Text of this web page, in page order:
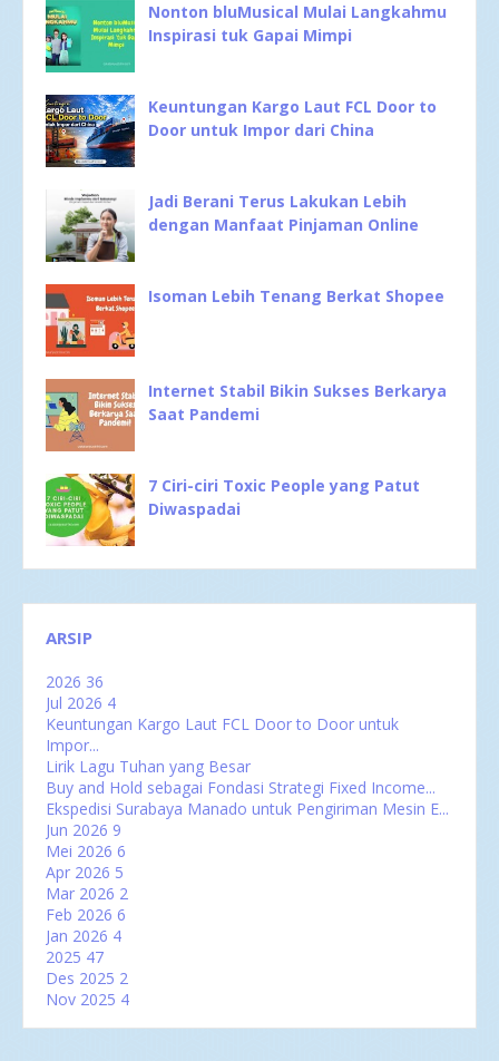
Nonton bluMusical Mulai Langkahmu
Inspirasi tuk Gapai Mimpi
Keuntungan Kargo Laut FCL Door to
Door untuk Impor dari China
Jadi Berani Terus Lakukan Lebih
dengan Manfaat Pinjaman Online
Isoman Lebih Tenang Berkat Shopee
Internet Stabil Bikin Sukses Berkarya
Saat Pandemi
7 Ciri-ciri Toxic People yang Patut
Diwaspadai
ARSIP
2026 36
Jul 2026 4
Keuntungan Kargo Laut FCL Door to Door untuk
Impor...
Lirik Lagu Tuhan yang Besar
Buy and Hold sebagai Fondasi Strategi Fixed Income...
Ekspedisi Surabaya Manado untuk Pengiriman Mesin E...
Jun 2026 9
Mei 2026 6
Apr 2026 5
Mar 2026 2
Feb 2026 6
Jan 2026 4
2025 47
Des 2025 2
Nov 2025 4